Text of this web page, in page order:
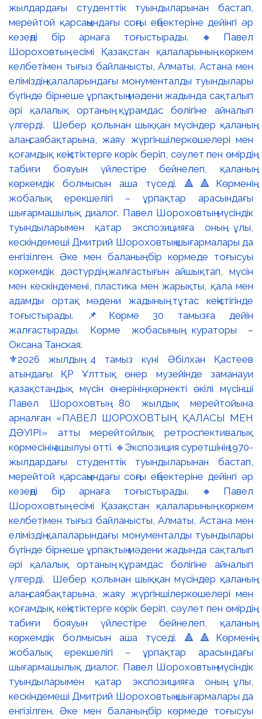
⚜️2026 жылдың 4 тамыз күні Әбілхан Қастеев
атындағы ҚР Ұлттық өнер музейінде заманауи
қазақстандық мүсін өнерінің көрнекті өкілі мүсінші
Павел Шороховтың 80 жылдық мерейтойына
арналған «ПАВЕЛ ШОРОХОВТЫҢ ҚАЛАСЫ МЕН
ДӘУІРІ» атты мерейтойлық ретроспективалық
көрмесінің ашылуы өтті. 🔹Экспозиция суретшінің 1970-
жылдардағы студенттік туындыларынан бастап,
мерейтой қарсаңындағы соңғы еңбектеріне дейінгі әр
кезеңді бір арнаға тоғыстырады. 🔸Павел
Шороховтың есімі Қазақстан қалаларының көркем
келбетімен тығыз байланысты, Алматы, Астана мен
еліміздің қалаларындағы монументалды туындылары
бүгінде бірнеше ұрпақтың мәдени жадында сақталып
әрі қалалық ортаның құрамдас бөлігіне айналып
үлгерді. Шебер қолынан шыққан мүсіндер қаланың
алаң-саябақтарына, жаяу жүргіншілеркөшелері мен
қоғамдық кеңістіктерге көрік беріп, сәулет пен өмірдің
табиғи бояуын үйлестіре бейнелеп, қаланың
көркемдік болмысын аша түседі. 🔺🔺Көрменің
жобалық ерекшелігі – ұрпақтар арасындағы
шығармашылық диалог. Павел Шороховтың мүсіндік
туындыларымен қатар экспозицияға оның ұлы,
кескіндемеші Дмитрий Шороховтың шығармалары да
енгізілген. Әке мен баланың бір көрмеде тоғысуы